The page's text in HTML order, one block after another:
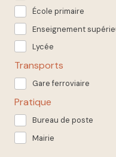
École primaire
Enseignement
Lycée
Transports
Gare ferroviaire
Pratique
Bureau de poste
Mairie